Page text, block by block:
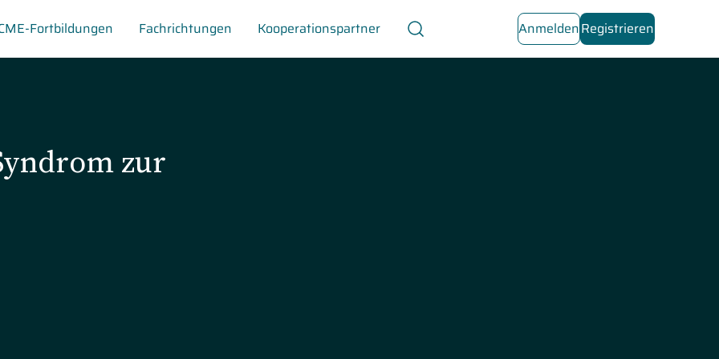
Fortbildungen Fachrichtungen Kooperationspartner AnmeldenRegistrieren
zur